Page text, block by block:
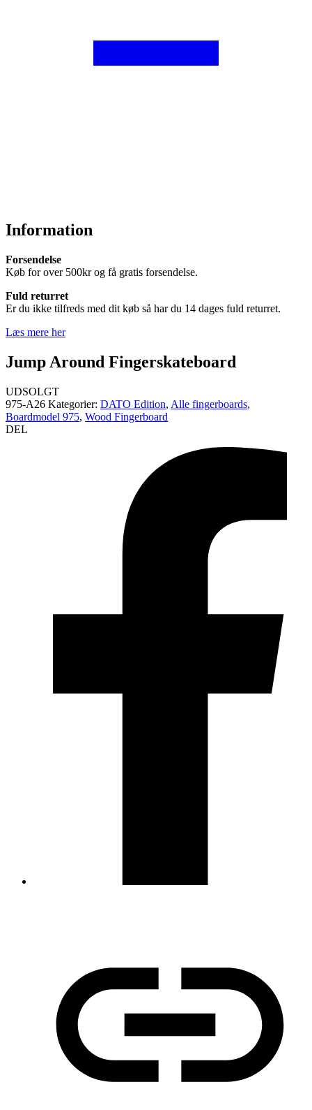
Information
Forsendelse
Køb for over 500kr og få gratis forsendelse.
Fuld returret
Er du ikke tilfreds med dit køb så har du 14 dages fuld returret.
Læs mere her
Jump Around Fingerskateboard
UDSOLGT
975-A26 Kategorier: DATO Edition, Alle fingerboards,
Boardmodel 975, Wood Fingerboard
DEL